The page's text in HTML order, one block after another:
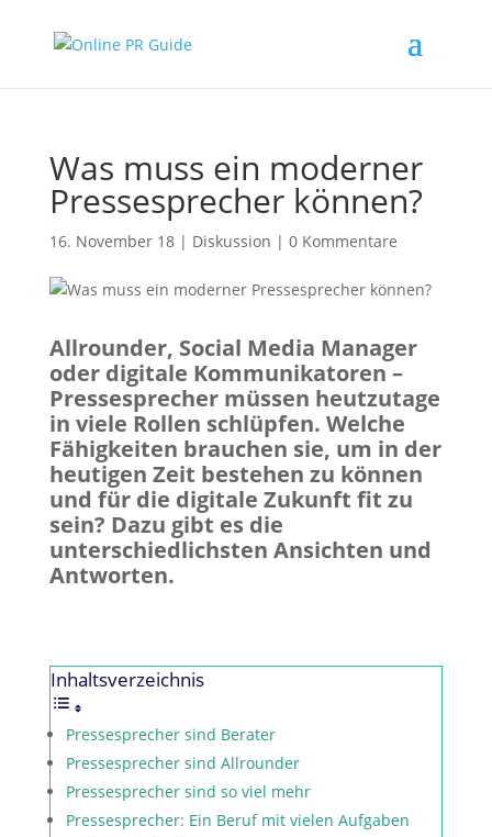
Was muss ein moderner
Pressesprecher können?
16. November 18| Diskussion | 0 Kommentare
Allrounder, Social Media Manager
oder digitale Kommunikatoren –
Pressesprecher müssen heutzutage
in viele Rollen schlüpfen. Welche
Fähigkeiten brauchen sie, um in der
heutigen Zeit bestehen zu können
und für die digitale Zukunft fit zu
sein? Dazu gibt es die
unterschiedlichsten Ansichten und
Antworten.
Inhaltsverzeichnis
Pressesprecher sind Berater
Pressesprecher sind Allrounder
Pressesprecher sind so viel mehr
Pressesprecher: Ein Beruf mit vielen Aufgaben